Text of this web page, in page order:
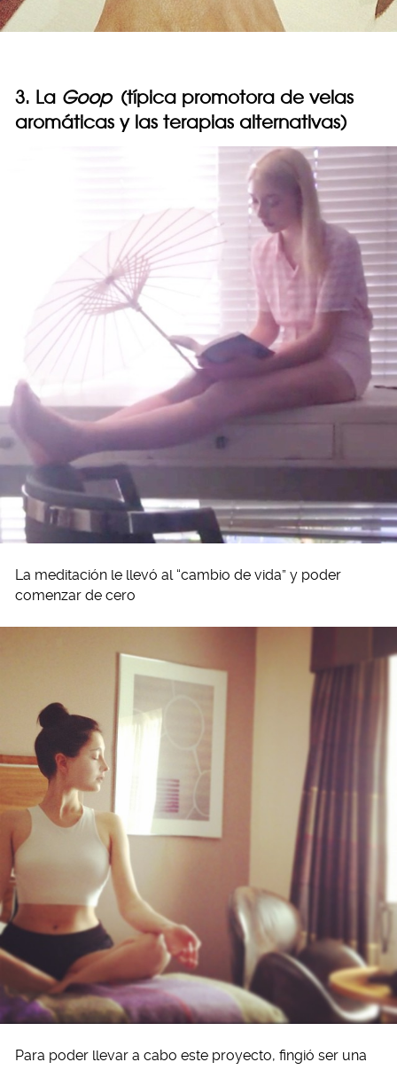
3. La Goop (típica promotora de velas
aromáticas y las terapias alternativas)
La meditación le llevó al “cambio de vida” y poder
comenzar de cero
Para poder llevar a cabo este proyecto, fingió ser una